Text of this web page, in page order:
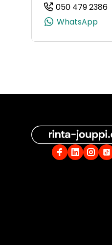
050 479 2386
WhatsApp